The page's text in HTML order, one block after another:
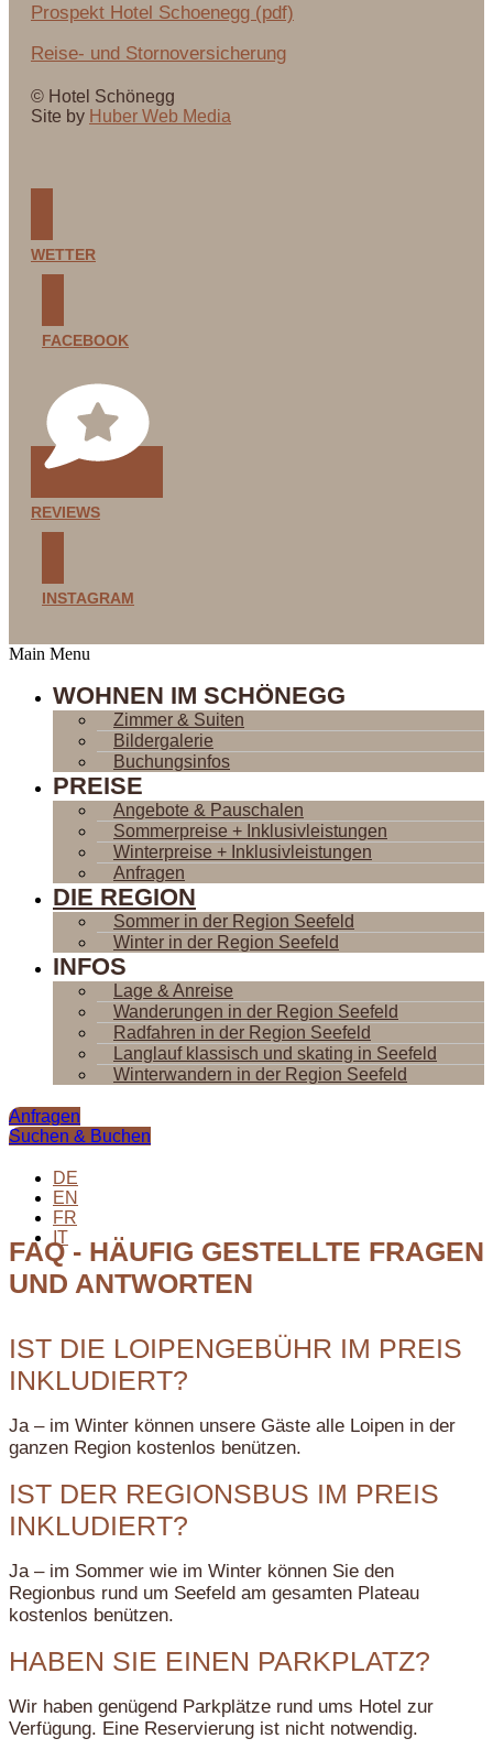
Prospekt Hotel Schoenegg (pdf)
Reise- und Stornoversicherung
© Hotel Schönegg
Site by Huber Web Media
WETTER
FACEBOOK
REVIEWS
INSTAGRAM
Main Menu
WOHNEN IM SCHÖNEGG
Zimmer & Suiten
Bildergalerie
Buchungsinfos
PREISE
Angebote & Pauschalen
Sommerpreise + Inklusivleistungen
Winterpreise + Inklusivleistungen
Anfragen
DIE REGION
Sommer in der Region Seefeld
Winter in der Region Seefeld
INFOS
Lage & Anreise
Wanderungen in der Region Seefeld
Radfahren in der Region Seefeld
Langlauf klassisch und skating in Seefeld
Winterwandern in der Region Seefeld
Anfragen
Suchen & Buchen
DE
EN
FR
IT
FAQ - HÄUFIG GESTELLTE FRAGEN
UND ANTWORTEN
IST DIE LOIPENGEBÜHR IM PREIS
INKLUDIERT?
Ja – im Winter können unsere Gäste alle Loipen in der
ganzen Region kostenlos benützen.
IST DER REGIONSBUS IM PREIS
INKLUDIERT?
Ja – im Sommer wie im Winter können Sie den
Regionbus rund um Seefeld am gesamten Plateau
kostenlos benützen.
HABEN SIE EINEN PARKPLATZ?
Wir haben genügend Parkplätze rund ums Hotel zur
Verfügung. Eine Reservierung ist nicht notwendig.